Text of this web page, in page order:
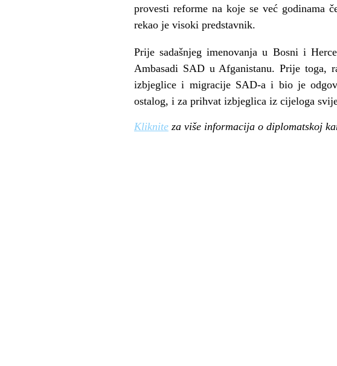
provesti reforme na koje se već godinama
rekao je visoki predstavnik.
Prije sadašnjeg imenovanja u Bosni i
Ambasadi SAD u Afganistanu. Prije toga,
izbjeglice i migracije SAD-a i bio je
ostalog, i za prihvat izbjeglica iz cijeloga
Kliknite za više informacija o diplomatskoj